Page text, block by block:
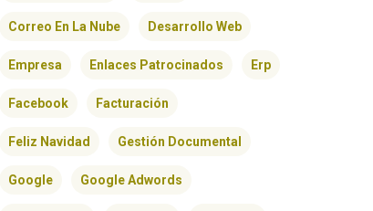
Correo En La Nube Desarrollo Web
Empresa Enlaces Patrocinados Erp
Facebook Facturación
Feliz Navidad Gestión Documental
Google Google Adwords